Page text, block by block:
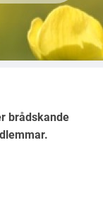
Om oss
Havsnätverk
Björkelund
brådskande